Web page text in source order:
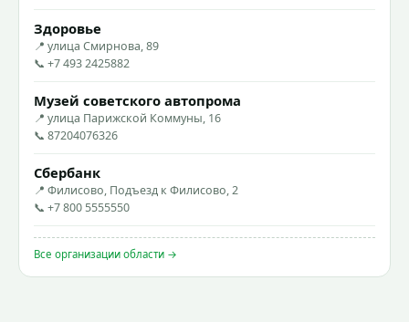
Здоровье
📍 улица Смирнова, 89
📞 +7 493 2425882
Музей советского автопрома
📍 улица Парижской Коммуны, 16
📞 87204076326
Сбербанк
📍 Филисово, Подъезд к Филисово, 2
📞 +7 800 5555550
Все организации области →